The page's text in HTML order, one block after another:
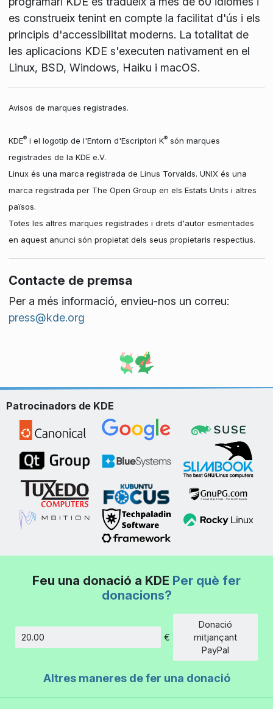
es construeix tenint en compte la facilitat d'ús i els
principis d'accessibilitat moderns. La totalitat de
les aplicacions KDE s'executen nativament en el
Linux, BSD, Windows, Haiku i macOS.
Avisos de marques registrades.
KDE®i el logotip de l'Entorn d'Escriptori K®són marques
registrades de la KDE e.V.
Linux és una marca registrada de Linus Torvalds. UNIX és una
marca registrada per The Open Group en els Estats Units i altres
països.
Totes les altres marques registrades i drets d'autor esmentades
en aquest anunci són propietat dels seus propietaris respectius.
Contacte de premsa
Per a més informació, envieu-nos un correu:
press@kde.org
Patrocinadors de KDE
Feu una donació a KDE Per què fer
donacions?
€
Donació
mitjançant
PayPal
Altres maneres de fer una donació